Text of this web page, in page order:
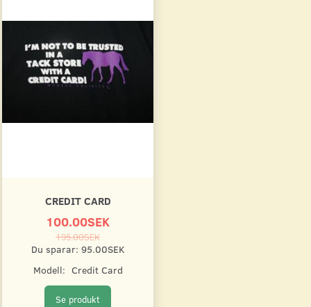
CREDIT CARD
100.00SEK
195.00SEK
Du sparar: 95.00SEK
Modell: Credit Card
Se produkt